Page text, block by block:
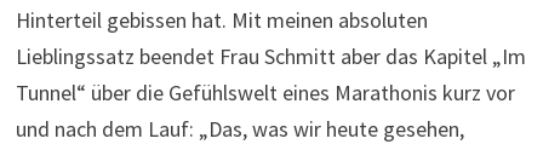
Hinterteil gebissen hat. Mit meinen absoluten
Lieblingssatz beendet Frau Schmitt aber das Kapitel „Im
Tunnel“ über die Gefühlswelt eines Marathonis kurz vor
und nach dem Lauf: „Das, was wir heute gesehen,